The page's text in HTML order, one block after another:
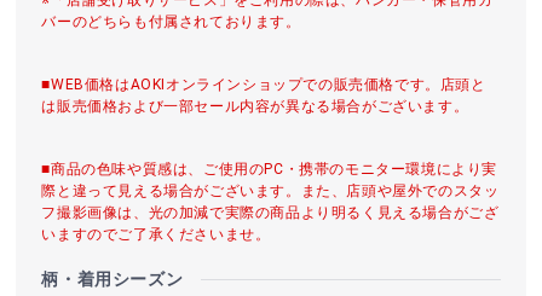
バーのどちらも付属されております。
■WEB価格はAOKIオンラインショップでの販売価格です。店頭と
は販売価格および一部セール内容が異なる場合がございます。
■商品の色味や質感は、ご使用のPC・携帯のモニター環境により実
際と違って見える場合がございます。また、店頭や屋外でのスタッ
フ撮影画像は、光の加減で実際の商品より明るく見える場合がござ
いますのでご了承くださいませ。
柄・着用シーズン